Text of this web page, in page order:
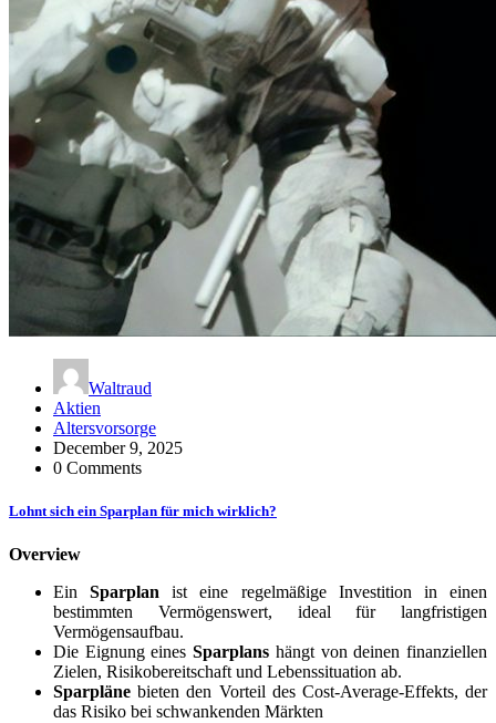
Waltraud
Aktien
Altersvorsorge
December 9, 2025
0 Comments
Lohnt sich ein Sparplan für mich wirklich?
Overview
EinSparplan ist eine regelmäßige Investition in einen
bestimmten Vermögenswert, ideal für langfristigen
Vermögensaufbau.
Die Eignung einesSparplans hängt von deinen finanziellen
Zielen, Risikobereitschaft und Lebenssituation ab.
Sparpläne bieten den Vorteil des Cost-Average-Effekts, der
das Risiko bei schwankenden Märkten